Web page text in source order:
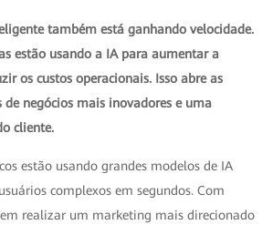
também está ganhando velocidade.
estão usando a IA para aumentar a
os custos operacionais. Isso abre as
negócios mais inovadores e uma
cliente.
estão usando grandes modelos de IA
complexos em segundos. Com
realizar um marketing mais direcionado